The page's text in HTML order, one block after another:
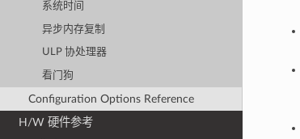
系统时间
异步内存复制
ULP 协处理器
看门狗
Configuration Options Reference
H/W 硬件参考